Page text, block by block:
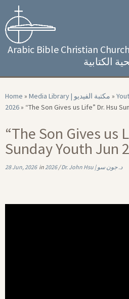
content
Arabic Bible Christian Church
الكتابية
Home » Media Library | مكتبة الفيديو »
2026» “The Son Gives us Life” Dr. Hsu
“The Son Gives us
Sunday Youth Jun
28 Jun, 2026in2026/ Dr. John Hsu | د. جون سو